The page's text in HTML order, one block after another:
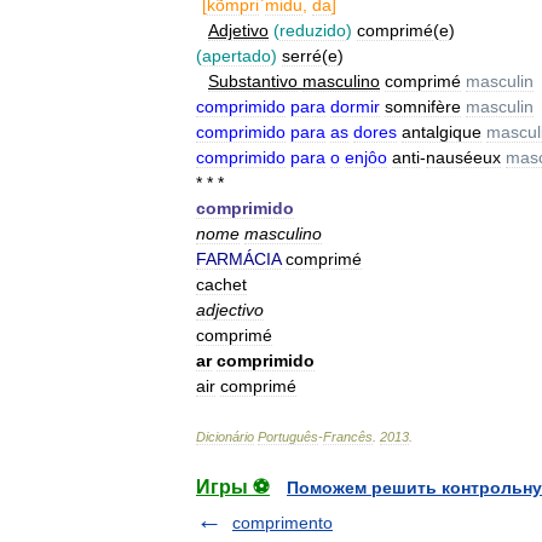
[kõmpri`midu da]
Adjetivo (reduzido) comprimé(e)
(apertado) serré(e)
Substantivo masculino comprimé masculin
comprimido para dormir somnifère masculin
comprimido para as dores antalgique
comprimido para o enjôo anti-nauséeux
* * *
comprimido
nome masculino
FARMÁCIA comprimé
cachet
adjectivo
comprimé
ar comprimido
air comprimé
Dicionário Português-Francês 2013
Игры ⚽
Поможем решить
comprimento